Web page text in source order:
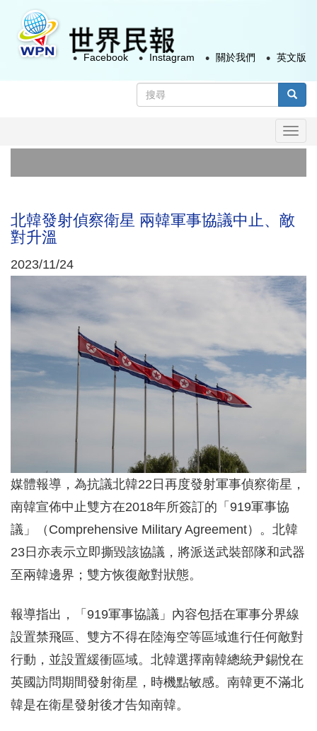
容
搜
尋
Facebook Instagram 關於我們 英文版
北韓發射偵察衛星 兩韓軍事協議中止、敵
對升溫
2023/11/24
媒體報導，為抗議北韓22日再度發射軍事偵察衛星，
南韓宣佈中止雙方在2018年所簽訂的「919軍事協
議」（Comprehensive Military Agreement）。北韓
23日亦表示立即撕毀該協議，將派送武裝部隊和武器
至兩韓邊界；雙方恢復敵對狀態。
報導指出，「919軍事協議」內容包括在軍事分界線
設置禁飛區、雙方不得在陸海空等區域進行任何敵對
行動，並設置緩衝區域。北韓選擇南韓總統尹錫悅在
英國訪問期間發射衛星，時機點敏感。南韓更不滿北
韓是在衛星發射後才告知南韓。